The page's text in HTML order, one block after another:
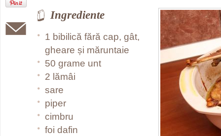
Ingrediente
1 bibilică fără cap, gât,
gheare și măruntaie
50 grame unt
2 lămâi
sare
piper
cimbru
foi dafin